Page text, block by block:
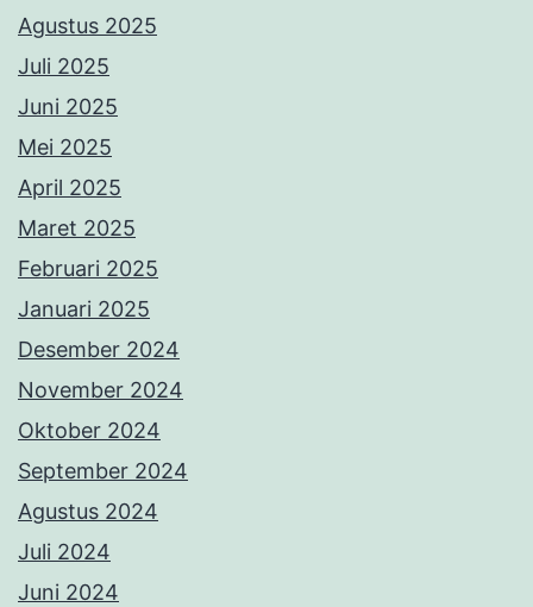
Agustus 2025
Juli 2025
Juni 2025
Mei 2025
April 2025
Maret 2025
Februari 2025
Januari 2025
Desember 2024
November 2024
Oktober 2024
September 2024
Agustus 2024
Juli 2024
Juni 2024